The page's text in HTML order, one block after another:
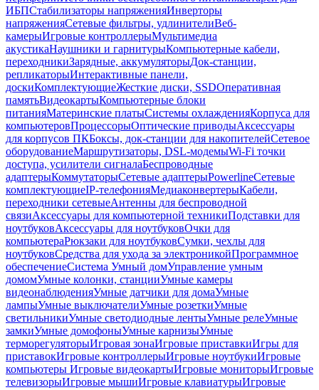
ИБПСтабилизаторы напряженияИнверторы
напряженияСетевые фильтры, удлинителиВеб-
камерыИгровые контроллерыМультимедиа
акустикаНаушники и гарнитурыКомпьютерные кабели,
переходникиЗарядные, аккумуляторыДок-станции,
репликаторыИнтерактивные панели,
доскиКомплектующиеЖесткие диски, SSDОперативная
памятьВидеокартыКомпьютерные блоки
питанияМатеринские платыСистемы охлажденияКорпуса для
компьютеровПроцессорыОптические приводыАксессуары
для корпусов ПКБоксы, док-станции для накопителейСетевое
оборудованиеМаршрутизаторы, DSL-модемыWi-Fi точки
доступа, усилители сигналаБеспроводные
адаптерыКоммутаторыСетевые адаптерыPowerlineСетевые
комплектующиеIP-телефонияМедиаконвертерыКабели,
переходники сетевыеАнтенны для беспроводной
связиАксессуары для компьютерной техникиПодставки для
ноутбуковАксессуары для ноутбуковОчки для
компьютераРюкзаки для ноутбуковСумки, чехлы для
ноутбуковСредства для ухода за электроникойПрограммное
обеспечениеСистема Умный домУправление умным
домомУмные колонки, станцииУмные камеры
видеонаблюденияУмные датчики для домаУмные
лампыУмные выключателиУмные розеткиУмные
светильникиУмные светодиодные лентыУмные релеУмные
замкиУмные домофоныУмные карнизыУмные
терморегуляторыИгровая зонаИгровые приставкиИгры для
приставокИгровые контроллерыИгровые ноутбукиИгровые
компьютеры Игровые видеокартыИгровые мониторыИгровые
телевизорыИгровые мышиИгровые клавиатурыИгровые